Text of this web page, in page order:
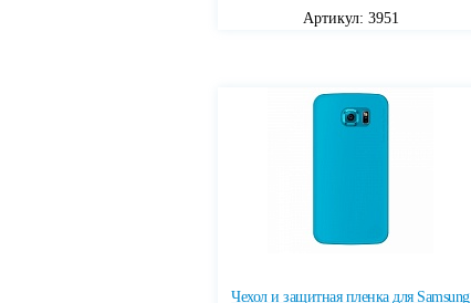
Артикул: 3951
Чехол и защитная пленка для Samsung